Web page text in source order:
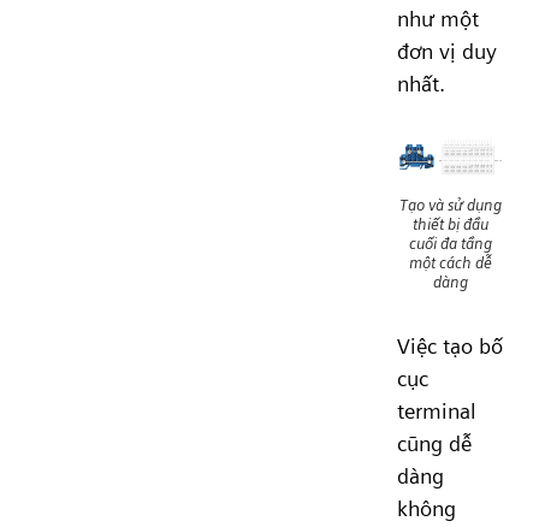
như một
đơn vị duy
nhất.
Tạo và sử dụng
thiết bị đầu
cuối đa tầng
một cách dễ
dàng
Việc tạo bố
cục
terminal
cũng dễ
dàng
không